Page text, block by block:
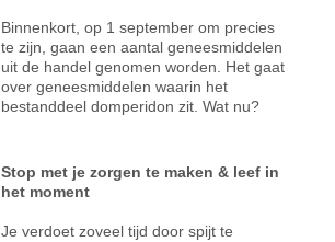
Binnenkort, op 1 september om precies
te zijn, gaan een aantal geneesmiddelen
uit de handel genomen worden. Het gaat
over geneesmiddelen waarin het
bestanddeel domperidon zit. Wat nu?
Stop met je zorgen te maken & leef in
het moment
Je verdoet zoveel tijd door spijt te